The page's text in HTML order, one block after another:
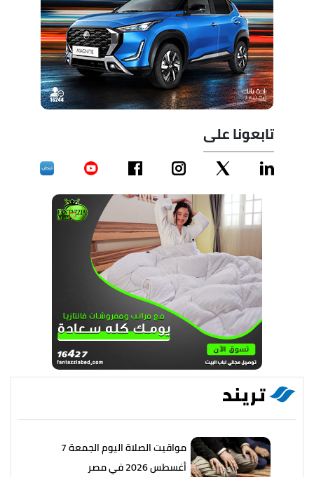
تابعونا على
تريند
مواقيت الصلاة اليوم الجمعة 7
أغسطس 2026 في مصر